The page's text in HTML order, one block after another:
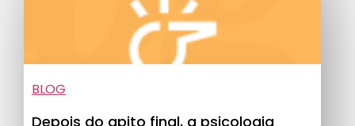
BLOG
Depois do apito final, a psicologia